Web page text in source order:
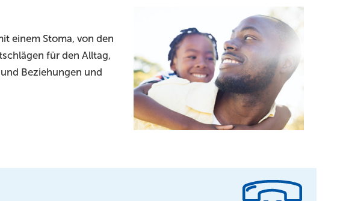
einem Stoma, von den
für den Alltag,
Beziehungen und